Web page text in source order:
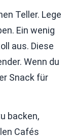
Teller. Lege
Ein wenig
aus. Diese
Wenn du
Snack für
backen,
Cafés